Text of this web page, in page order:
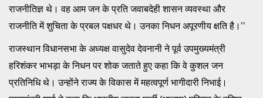
राजनीतिज्ञ थे। वह आम जन के प्रति जवाबदेही शासन व्यवस्था और
राजनीति में शुचिता के प्रबल पक्षधर थे। उनका निधन अपूरणीय क्षति है।''
राजस्थान विधानसभा के अध्यक्ष वासुदेव देवनानी ने पूर्व उपमुख्यमंत्री
हरिशंकर भाभड़ा के निधन पर शोक जताते हुए कहा कि वे कुशल जन
प्रतिनिधि थे। उन्होंने राज्य के विकास में महत्वपूर्ण भागीदारी निभाई।